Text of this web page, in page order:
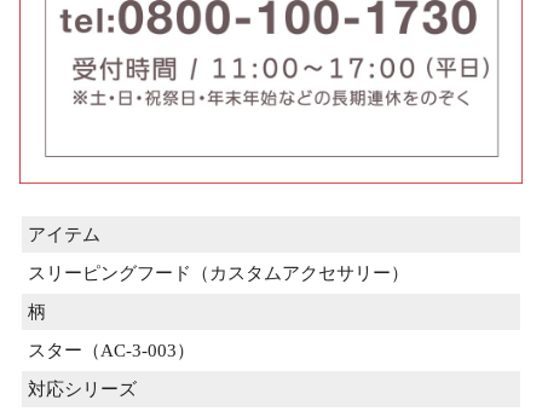
アイテム
スリーピングフード（カスタムアクセサリー）
柄
スター（AC-3-003）
対応シリーズ